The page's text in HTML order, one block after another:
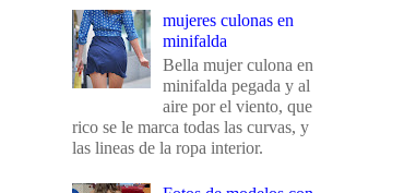
mujeres culonas en
minifalda
Bella mujer culona en
minifalda pegada y al
aire por el viento, que
rico se le marca todas las curvas, y
las lineas de la ropa interior.